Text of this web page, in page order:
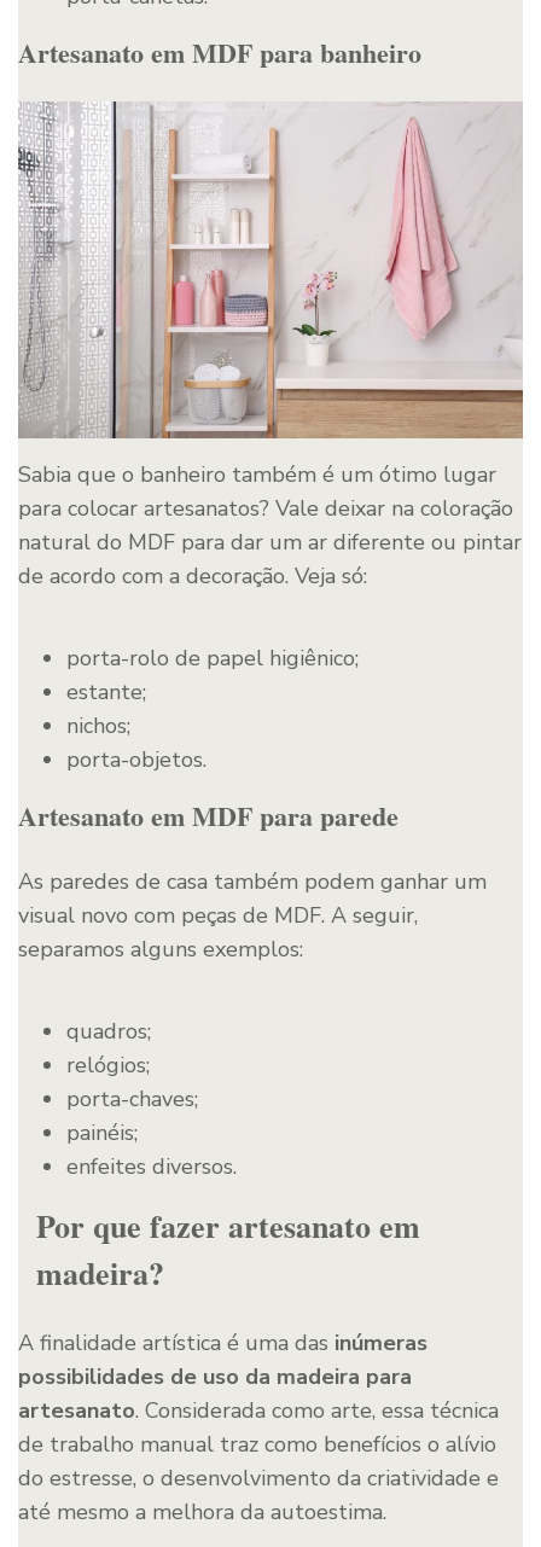
Artesanato em MDF para banheiro
Sabia que o banheiro também é um ótimo lugar
para colocar artesanatos? Vale deixar na coloração
natural do MDF para dar um ar diferente ou pintar
de acordo com a decoração. Veja só:
porta-rolo de papel higiênico;
estante;
nichos;
porta-objetos.
Artesanato em MDF para parede
As paredes de casa também podem ganhar um
visual novo com peças de MDF. A seguir,
separamos alguns exemplos:
quadros;
relógios;
porta-chaves;
painéis;
enfeites diversos.
Por que fazer artesanato em
madeira?
A finalidade artística é uma das inúmeras
possibilidades de uso da madeira para
artesanato. Considerada como arte, essa técnica
de trabalho manual traz como benefícios o alívio
do estresse, o desenvolvimento da criatividade e
até mesmo a melhora da autoestima.